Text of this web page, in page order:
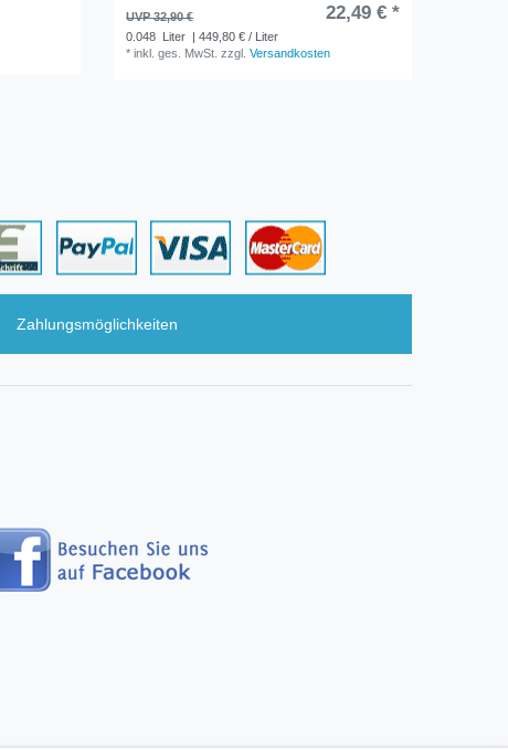
UVP 32,90 € 22,49 € *
0.048 Liter | 449,80 € / Liter
*inkl. ges. MwSt. zzgl.Versandkosten
Zahlungsmöglichkeiten